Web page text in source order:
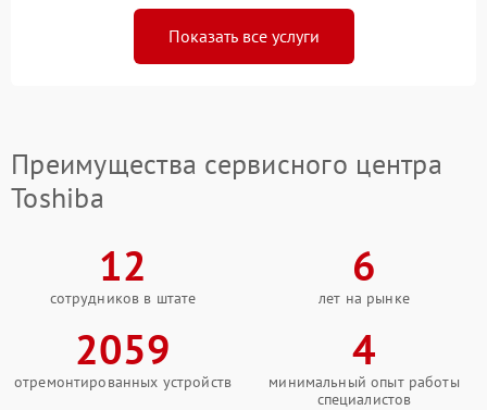
Показать все услуги
Преимущества сервисного центра
Toshiba
12
сотрудников в штате
6
лет на рынке
2059
отремонтированных устройств
4
минимальный опыт работы
специалистов